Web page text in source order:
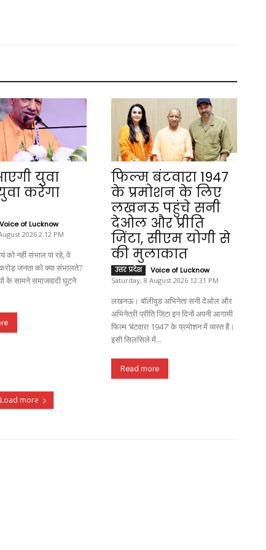
युवा
करेगा
Voice of Lucknow -
2026 2:12 PM
नहीं संभाल पा रहे, वे
जनता को क्या संभालते?
के सामने समाजवादी घुटने
फिल्म बंटवारा 1947
के प्रमोशन के लिए
लखनऊ पहुंचे सनी
देओल और प्रीति
जिंटा, सीएम योगी से
की मुलाकात
उत्तर प्रदेश Voice of Lucknow -
Saturday, 8 August 2026 12:31 PM
लखनऊ। बॉलीवुड अभिनेता सनी देओल और
अभिनेत्री प्रीति जिंटा इन दिनों अपनी आगामी
फिल्म ‘बंटवारा 1947’ के प्रमोशन में व्यस्त हैं।
इसी सिलसिले में...
Read more
Load more